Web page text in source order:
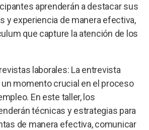
aprenderán a destacar sus
y experiencia de manera efectiva,
que capture la atención de los
laborales: La entrevista
un momento crucial en el proceso
En este taller, los
técnicas y estrategias para
de manera efectiva, comunicar